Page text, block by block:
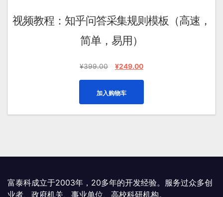
视频教程：知乎问答采集规则模板（高速，
简单，易用）
¥399.00
原
¥399.00。
¥249.00当
为：
¥249.00。
加入购物车
富泰科成立于2003年，20多年的开发经验。服务过众多创
业者、政府机关、事业单位、高校科研机构。